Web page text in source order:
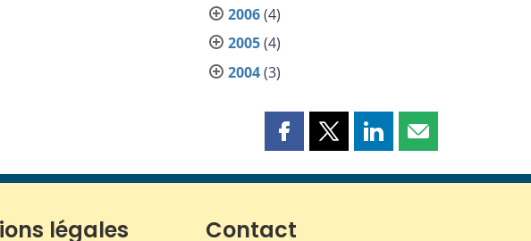
2006(4)
2005(4)
2004(3)
Partager
page
Facebook
Partager
page
Partager
page
Partager
page
légales Contact